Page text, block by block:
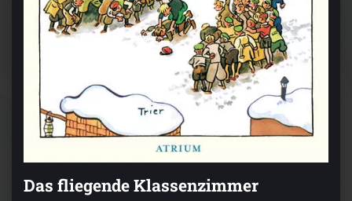
Das fliegende Klassenzimmer